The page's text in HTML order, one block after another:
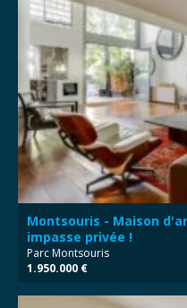
Montsouris - Maison
impasse privée !
Parc Montsouris
1.950.000 €